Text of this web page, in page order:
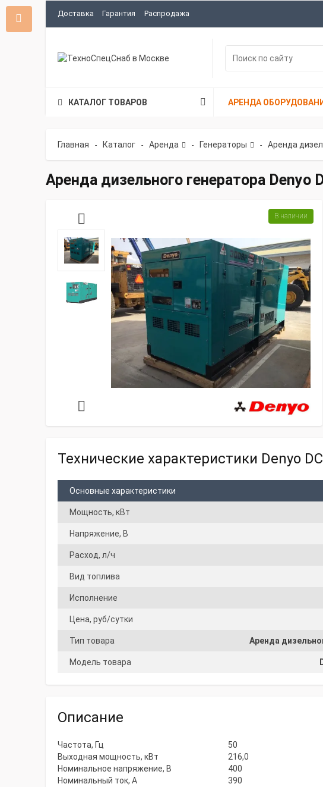
Доставка Гарантия Распродажа
КАТАЛОГ ТОВАРОВ АРЕНДА
Главная - Каталог - Аренда - Генераторы - Аренда
Аренда дизельного генератора Denyo
В наличии
Технические характеристики Denyo
Основные характеристики
Мощность, кВт
Напряжение, В
Расход, л/ч
Вид топлива
Исполнение
Цена, руб/сутки
Тип товара Аренда
Модель товара
Описание
Частота, Гц
50
Выходная мощность, кВт
216,0
Номинальное напряжение, В
400
Номинальный ток, А
390